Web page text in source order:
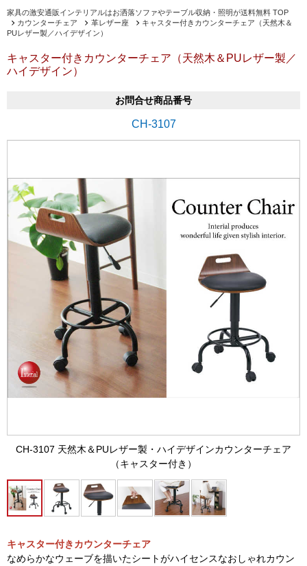
家具の激安通販インテリアルはお洒落ソファやテーブル収納・照明が送料無料 TOP
カウンターチェア
革レザー座
キャスター付きカウンターチェア（天然木＆
PUレザー製／ハイデザイン）
キャスター付きカウンターチェア（天然木＆PUレザー製／
ハイデザイン）
お問合せ商品番号
CH-3107
CH-3107 天然木＆PUレザー製・ハイデザインカウンターチェア
（キャスター付き）
キャスター付きカウンターチェア
なめらかなウェーブを描いたシートがハイセンスなおしゃれカウン